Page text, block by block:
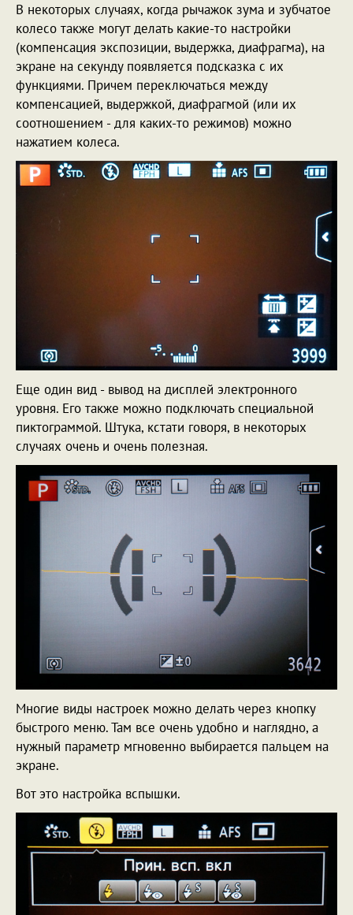
В некоторых случаях, когда рычажок зума и зубчатое
колесо также могут делать какие-то настройки
(компенсация экспозиции, выдержка, диафрагма), на
экране на секунду появляется подсказка с их
функциями. Причем переключаться между
компенсацией, выдержкой, диафрагмой (или их
соотношением - для каких-то режимов) можно
нажатием колеса.
Еще один вид - вывод на дисплей электронного
уровня. Его также можно подключать специальной
пиктограммой. Штука, кстати говоря, в некоторых
случаях очень и очень полезная.
Многие виды настроек можно делать через кнопку
быстрого меню. Там все очень удобно и наглядно, а
нужный параметр мгновенно выбирается пальцем на
экране.
Вот это настройка вспышки.